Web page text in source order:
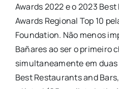
Awards 2022 e o 2023
Awards Regional Top 10
Foundation. Não menos
Bañares ao ser o primeiro
simultaneamente em duas
Best Restaurants and